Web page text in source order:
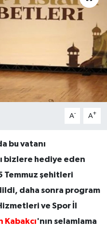
A- A+
bu vatanı
bizlere hediye eden
Temmuz şehitleri
daha sonra program
ve Spor İl
Kabakcı'nın selamlama